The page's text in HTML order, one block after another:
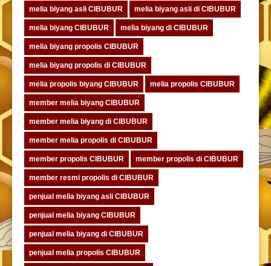
melia biyang asli CIBUBUR melia biyang asli di CIBUBUR
melia biyang CIBUBUR melia biyang di CIBUBUR
melia biyang propolis CIBUBUR
melia biyang propolis di CIBUBUR
melia propolis biyang CIBUBUR melia propolis CIBUBUR
member melia biyang CIBUBUR
member melia biyang di CIBUBUR
member melia propolis di CIBUBUR
member propolis CIBUBUR member propolis di CIBUBUR
member resmi propolis di CIBUBUR
penjual melia biyang asli CIBUBUR
penjual melia biyang CIBUBUR
penjual melia biyang di CIBUBUR
penjual melia propolis CIBUBUR